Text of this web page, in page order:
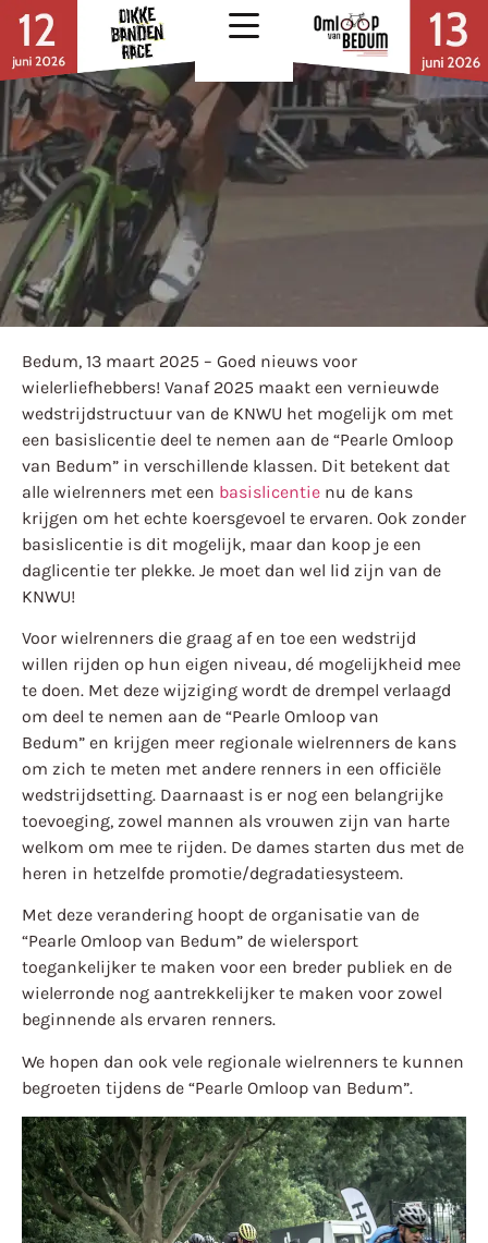
Bedum, 13 maart 2025 – Goed nieuws voor
wielerliefhebbers! Vanaf 2025 maakt een vernieuwde
wedstrijdstructuur van de KNWU het mogelijk om met
een basislicentie deel te nemen aan de “Pearle Omloop
van Bedum” in verschillende klassen. Dit betekent dat
alle wielrenners met een basislicentie nu de kans
krijgen om het echte koersgevoel te ervaren. Ook zonder
basislicentie is dit mogelijk, maar dan koop je een
daglicentie ter plekke. Je moet dan wel lid zijn van de
KNWU!
Voor wielrenners die graag af en toe een wedstrijd
willen rijden op hun eigen niveau, dé mogelijkheid mee
te doen. Met deze wijziging wordt de drempel verlaagd
om deel te nemen aan de “Pearle Omloop van
Bedum” en krijgen meer regionale wielrenners de kans
om zich te meten met andere renners in een officiële
wedstrijdsetting. Daarnaast is er nog een belangrijke
toevoeging, zowel mannen als vrouwen zijn van harte
welkom om mee te rijden. De dames starten dus met de
heren in hetzelfde promotie/degradatiesysteem.
Met deze verandering hoopt de organisatie van de
“Pearle Omloop van Bedum” de wielersport
toegankelijker te maken voor een breder publiek en de
wielerronde nog aantrekkelijker te maken voor zowel
beginnende als ervaren renners.
We hopen dan ook vele regionale wielrenners te kunnen
begroeten tijdens de “Pearle Omloop van Bedum”.